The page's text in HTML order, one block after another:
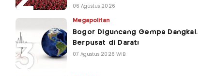
06 Agustus 2026
Megapolitan
Bogor Diguncang Gempa Dangkal,
Berpusat di Darat!
07 Agustus 2026 WIB